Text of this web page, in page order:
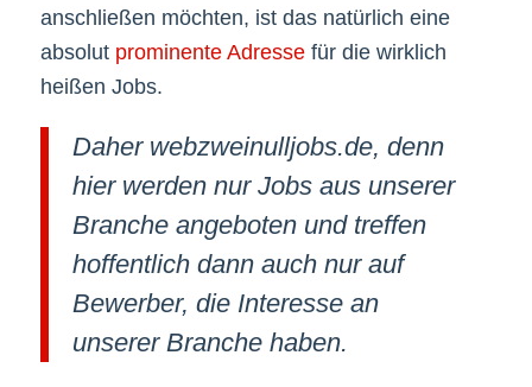
anschließen möchten, ist das natürlich eine
absolut prominente Adressefür die wirklich
heißen Jobs.
Daher webzweinulljobs.de, denn
hier werden nur Jobs aus unserer
Branche angeboten und treffen
hoffentlich dann auch nur auf
Bewerber, die Interesse an
unserer Branche haben.